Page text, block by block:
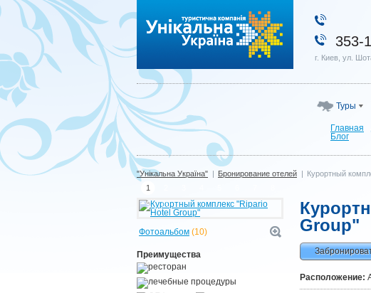
353-
г. Киев, ул.
Туры
Главная
Блог
"Унікальна Україна" | Бронирование отелей | Курортный
1
9
10
Фотоальбом (10)
Преимущества
Group"
Расположение: